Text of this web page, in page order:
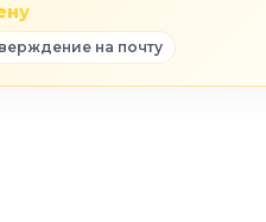
на почту